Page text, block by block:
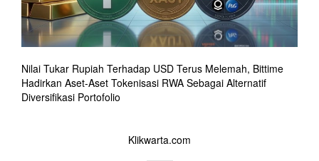
Nilai Tukar Rupiah Terhadap USD Terus Melemah, Bittime
Hadirkan Aset-Aset Tokenisasi RWA Sebagai Alternatif
Diversifikasi Portofolio
Klikwarta.com